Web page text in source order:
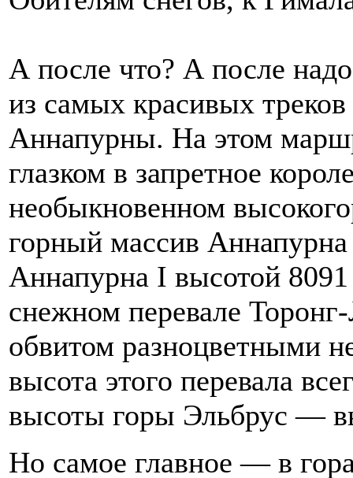
А после что? А после
из самых красивых
Аннапурны. На этом
глазком в запретное
необыкновенном
горный массив
Аннапурна I высотой
снежном перевале
обвитом разноцветными
высота этого перевала
высоты горы Эльбрус —
Но самое главное — в